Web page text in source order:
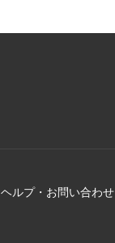
ヘルプ・お問い合わせ